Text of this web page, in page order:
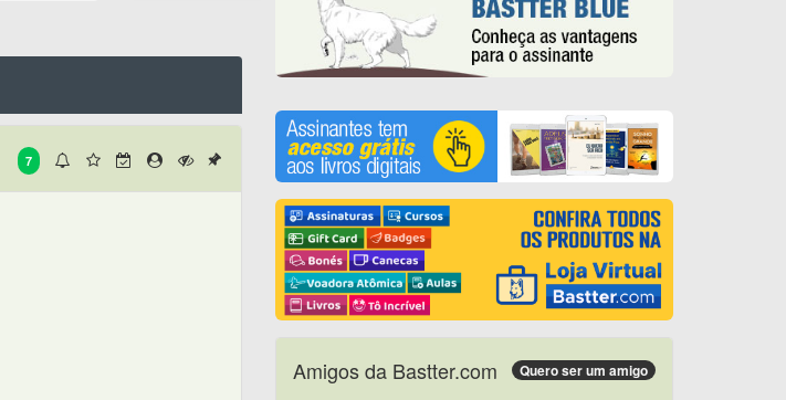
7
Amigos da Bastter.com Quero ser um amigo